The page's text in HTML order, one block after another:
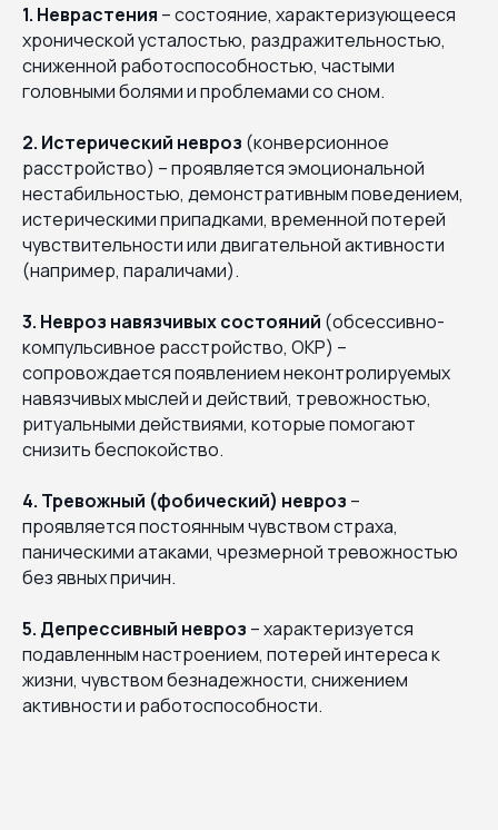
1. Неврастения – состояние, характеризующееся
хронической усталостью, раздражительностью,
сниженной работоспособностью, частыми
головными болями и проблемами со сном.
2. Истерический невроз (конверсионное
расстройство) – проявляется эмоциональной
нестабильностью, демонстративным поведением,
истерическими припадками, временной потерей
чувствительности или двигательной активности
(например, параличами).
3. Невроз навязчивых состояний (обсессивно-
компульсивное расстройство, ОКР) –
сопровождается появлением неконтролируемых
навязчивых мыслей и действий, тревожностью,
ритуальными действиями, которые помогают
снизить беспокойство.
4. Тревожный (фобический) невроз –
проявляется постоянным чувством страха,
паническими атаками, чрезмерной тревожностью
без явных причин.
5. Депрессивный невроз – характеризуется
подавленным настроением, потерей интереса к
жизни, чувством безнадежности, снижением
активности и работоспособности.